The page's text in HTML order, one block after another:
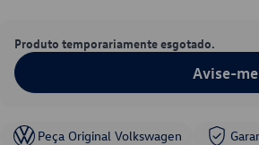
Produto temporariamente esgotado.
Avise-
Peça Original Volkswagen